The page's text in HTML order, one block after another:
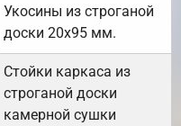
Укосины из строганой
доски 20х95 мм.
Стойки каркаса из
строганой доски
камерной сушки